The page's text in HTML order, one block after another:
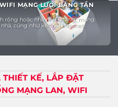
MẠNG LƯỚI BĂNG TẦN
rộng hoặc nhà nhiều tầng, mang
cũng như kết nối internet
KẾ, LẮP ĐẶT
MẠNG LAN, WIFI